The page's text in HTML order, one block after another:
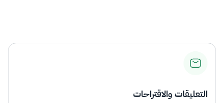
التعليقات والاقتراحات